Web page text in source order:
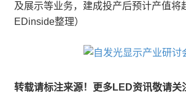
及展示等业务，建成投产后预计产值将
EDinside整理）
转载请标注来源！更多LED资讯敬请关